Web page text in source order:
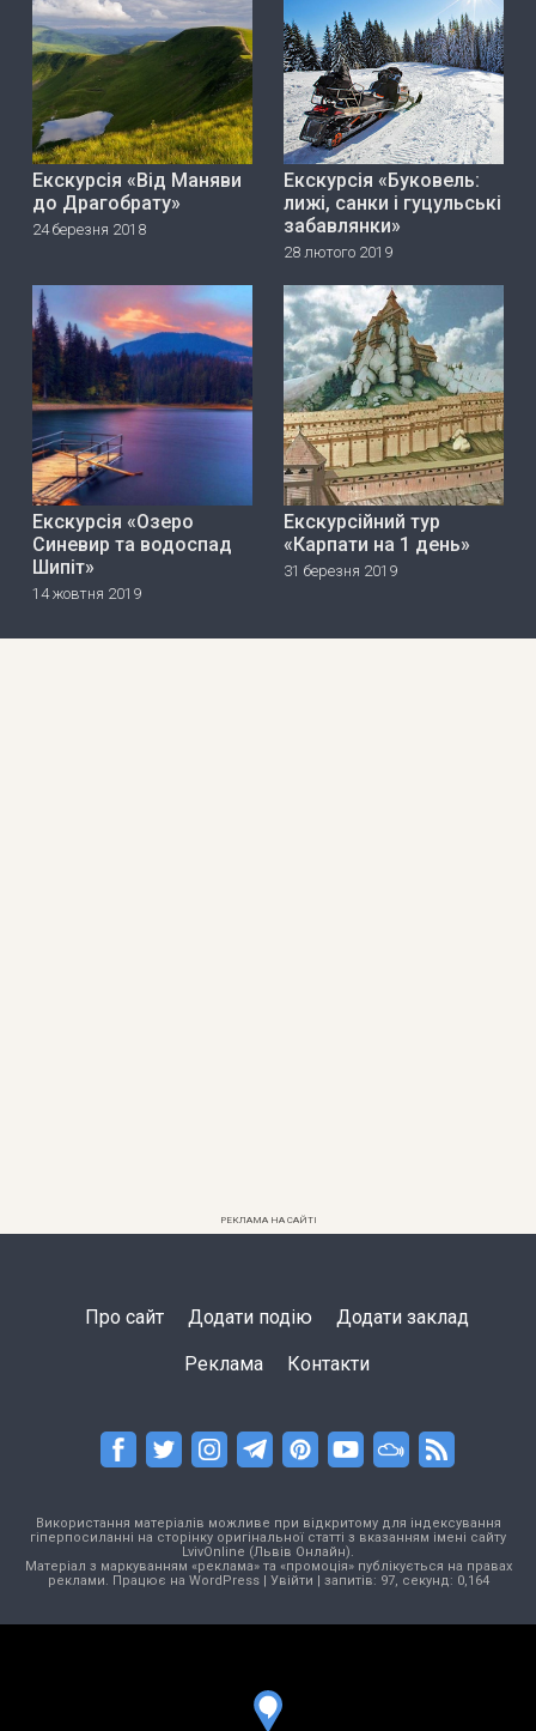
Екскурсія «Від Маняви
до Драгобрату»
24 березня 2018
Екскурсія «Буковель:
лижі, санки і гуцульські
забавлянки»
28 лютого 2019
Екскурсія «Озеро
Синевир та водоспад
Шипіт»
14 жовтня 2019
Екскурсійний тур
«Карпати на 1 день»
31 березня 2019
РЕКЛАМА НА САЙТІ
Про сайт Додати подію Додати заклад
Реклама Контакти
Використання матеріалів можливе при відкритому для індексування
гіперпосиланні на сторінку оригінальної статті з вказанням імені сайту
LvivOnline (Львів Онлайн).
Матеріал з маркуванням «реклама» та «промоція» публікується на правах
реклами. Працює на WordPress| Увійти | запитів: 97, секунд: 0,164